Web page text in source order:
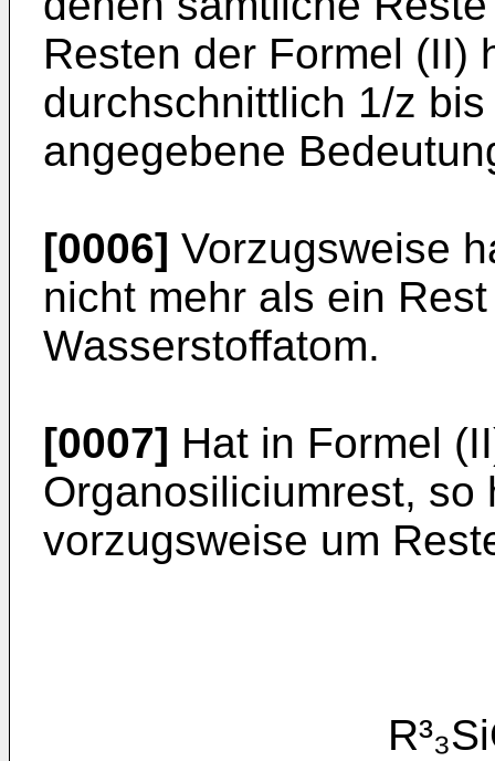
Resten der Formel (II)
durchschnittlich 1/z
angegebene
[0006] Vorzugsweise
nicht mehr als ein
Wasserstoffatom.
[0007] Hat in Formel
Organosiliciumrest,
vorzugsweise um